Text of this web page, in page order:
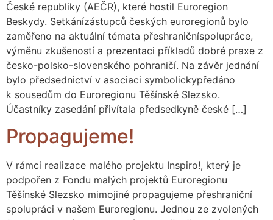
České republiky (AEČR), které hostil Euroregion
Beskydy. Setkánízástupců českých euroregionů bylo
zaměřeno na aktuální témata přeshraničníspolupráce,
výměnu zkušeností a prezentaci příkladů dobré praxe z
česko-polsko-slovenského pohraničí. Na závěr jednání
bylo předsednictví v asociaci symbolickypředáno
k sousedům do Euroregionu Těšínské Slezsko.
Účastníky zasedání přivítala předsedkyně české […]
Propagujeme!
V rámci realizace malého projektu Inspiro!, který je
podpořen z Fondu malých projektů Euroregionu
Těšínské Slezsko mimojiné propagujeme přeshraniční
spolupráci v našem Euroregionu. Jednou ze zvolených